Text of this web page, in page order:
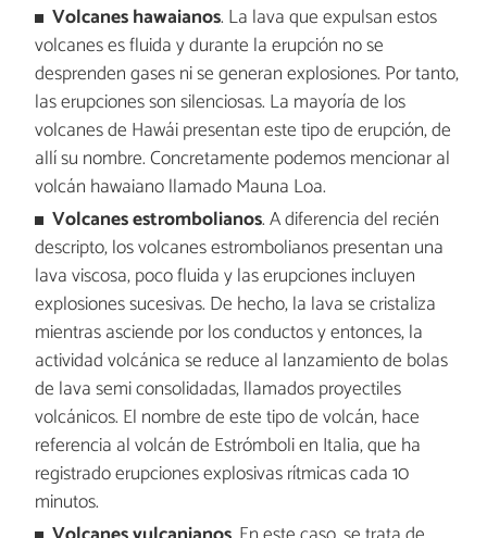
Volcanes hawaianos. La lava que expulsan estos
volcanes es fluida y durante la erupción no se
desprenden gases ni se generan explosiones. Por tanto,
las erupciones son silenciosas. La mayoría de los
volcanes de Hawái presentan este tipo de erupción, de
allí su nombre. Concretamente podemos mencionar al
volcán hawaiano llamado Mauna Loa.
Volcanes estrombolianos. A diferencia del recién
descripto, los volcanes estrombolianos presentan una
lava viscosa, poco fluida y las erupciones incluyen
explosiones sucesivas. De hecho, la lava se cristaliza
mientras asciende por los conductos y entonces, la
actividad volcánica se reduce al lanzamiento de bolas
de lava semi consolidadas, llamados proyectiles
volcánicos. El nombre de este tipo de volcán, hace
referencia al volcán de Estrómboli en Italia, que ha
registrado erupciones explosivas rítmicas cada 10
minutos.